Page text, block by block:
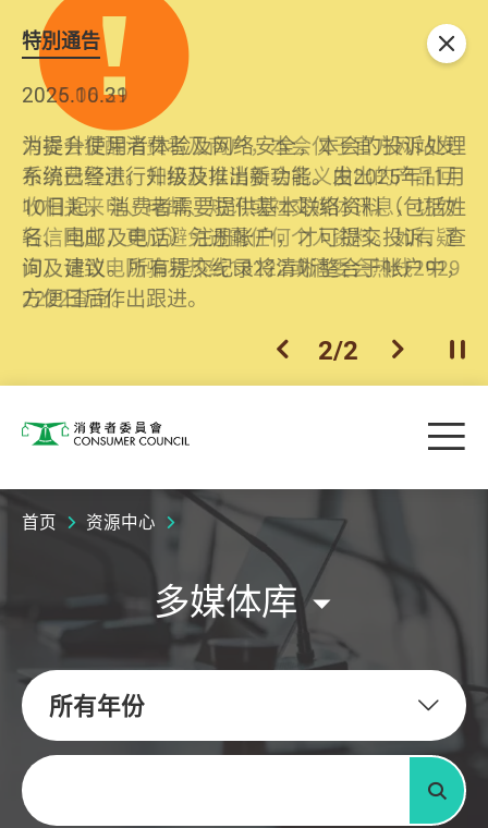
特別通告
2026.06.29
消委会提醒消费者及商户，本会仅于官方网站发
布消费警示。如接获以消委会名义发出的产品回
收相关来电、电邮、短讯或社交媒体讯息，切勿
轻信回应，更应避免透露任何个人资料。如有疑
问，请致电防骗易热线18222或消委会热线2929
2222查询。
2025.10.31
为提升使用者体验及网络安全，本会的投诉处理
系统已经进行升级及推出新功能。由2025年11月
10日起，消费者需要提供基本联络资料（包括姓
名、电邮及电话）注册帐户，才可提交投诉、查
询及建议。所有提交纪录将清晰整合于帐户中，
方便日后作出跟进。
上一个
2/2 下一个开
关闭
消费者委员会 目
首页 资源中心
多媒体库
所有年份
关键字
搜寻